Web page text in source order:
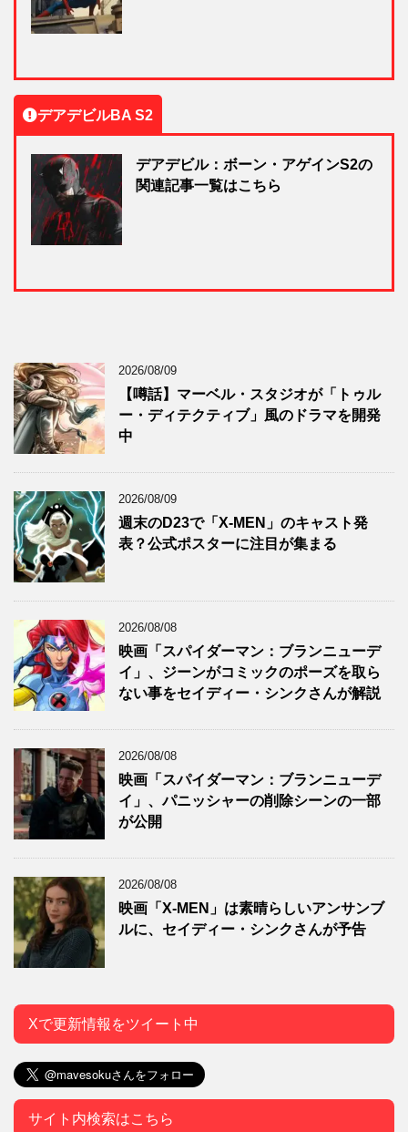
デアデビルBA S2
デアデビル：ボーン・アゲインS2の
関連記事一覧はこちら
2026/08/09
【噂話】マーベル・スタジオが「トゥル
ー・ディテクティブ」風のドラマを開発
中
2026/08/09
週末のD23で「X-MEN」のキャスト発
表？公式ポスターに注目が集まる
2026/08/08
映画「スパイダーマン：ブランニューデ
イ」、ジーンがコミックのポーズを取ら
ない事をセイディー・シンクさんが解説
2026/08/08
映画「スパイダーマン：ブランニューデ
イ」、パニッシャーの削除シーンの一部
が公開
2026/08/08
映画「X-MEN」は素晴らしいアンサンブ
ルに、セイディー・シンクさんが予告
Xで更新情報をツイート中
サイト内検索はこちら